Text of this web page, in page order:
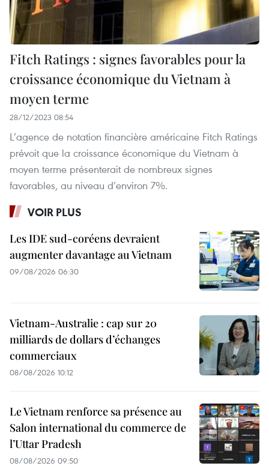
Fitch Ratings : signes favorables pour la
croissance économique du Vietnam à
moyen terme
28/12/2023 08:54
L’agence de notation financière américaine Fitch Ratings
prévoit que la croissance économique du Vietnam à
moyen terme présenterait de nombreux signes
favorables, au niveau d’environ 7%.
VOIR PLUS
Les IDE sud-coréens devraient
augmenter davantage au Vietnam
09/08/2026 06:30
Vietnam-Australie : cap sur 20
milliards de dollars d’échanges
commerciaux
08/08/2026 10:12
Le Vietnam renforce sa présence au
Salon international du commerce de
l’Uttar Pradesh
08/08/2026 09:50